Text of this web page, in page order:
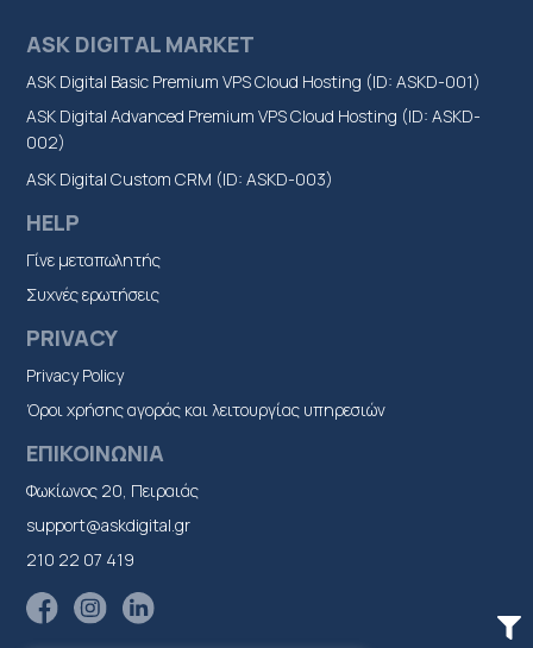
ASK DIGITAL MARKET
ASK Digital Basic Premium VPS Cloud Hosting (ID: ASKD-001)
ASK Digital Advanced Premium VPS Cloud Hosting (ID: ASKD-
002)
ASK Digital Custom CRM (ID: ASKD-003)
HELP
Γίνε μεταπωλητής
Συχνές ερωτήσεις
PRIVACY
Privacy Policy
Όροι χρήσης αγοράς και λειτουργίας υπηρεσιών
ΕΠΙΚΟΙΝΩΝΙΑ
Φωκίωνος 20, Πειραιάς
support@askdigital.gr
210 22 07 419